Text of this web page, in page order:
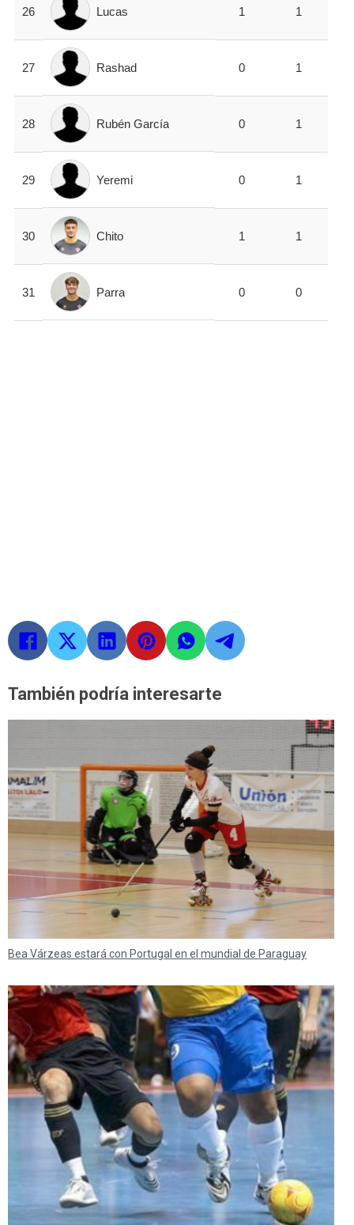
26 Lucas 1 1
27 Rashad 0 1
28 Rubén García 0 1
29 Yeremi 0 1
30 Chito 1 1
31 Parra 0 0
También podría interesarte
Bea Várzeas estará con Portugal en el mundial de Paraguay